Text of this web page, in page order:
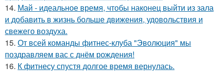
14. Май - идеальное время, чтобы наконец выйти из зала
и добавить в жизнь больше движения, удовольствия и
свежего воздуха.
15. От всей команды фитнес-клуба "Эволюция" мы
поздравляем вас с днём рождения!
16. К фитнесу спустя долгое время вернулась.